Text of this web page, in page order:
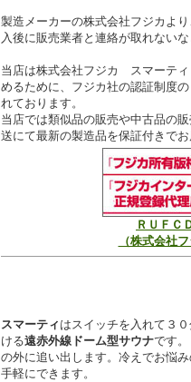
製造メーカーの株式会社フジカよ
入後に販売業者と連絡が取れない
当店は株式会社フジカ スマーテ
めるために、フジカ社の認証制度
れております。
当店では類似品の販売や中古品の
送にて最新の製造品を保証付きで
ＲＵＦＣ
（株式会社
スマーティ はスイッチを入れて３
ける遠赤外線ドーム型サウナです
の外に追い出します。冷えでお悩
手軽にできます。